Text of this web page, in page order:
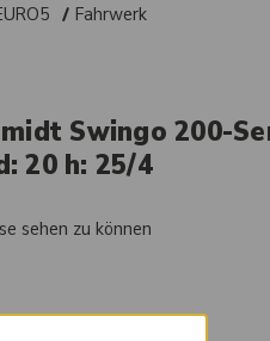
Fahrwerk
Swingo 200-
20 h: 25/4
sehen zu können